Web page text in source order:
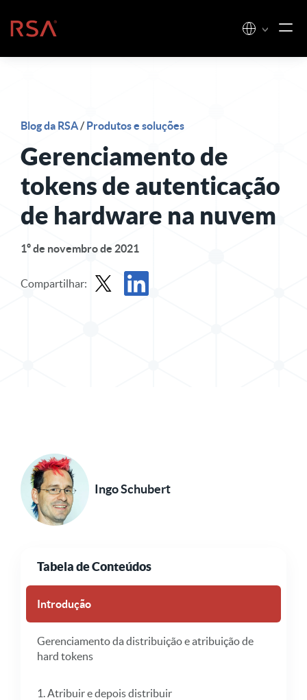
Início
Blog da RSA/Produtos e soluções
Gerenciamento de
tokens de autenticação
de hardware na nuvem
1º de novembro de 2021
Compartilhar:
Ingo Schubert
Tabela de Conteúdos
Introdução
Gerenciamento da distribuição e atribuição de
hard tokens
1. Atribuir e depois distribuir